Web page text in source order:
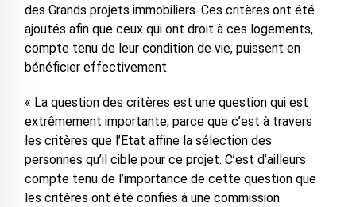
des Grands projets immobiliers. Ces critères ont été
ajoutés afin que ceux qui ont droit à ces logements,
compte tenu de leur condition de vie, puissent en
bénéficier effectivement.
« La question des critères est une question qui est
extrêmement importante, parce que c’est à travers
les critères que l’Etat affine la sélection des
personnes qu’il cible pour ce projet. C’est d’ailleurs
compte tenu de l’importance de cette question que
les critères ont été confiés à une commission